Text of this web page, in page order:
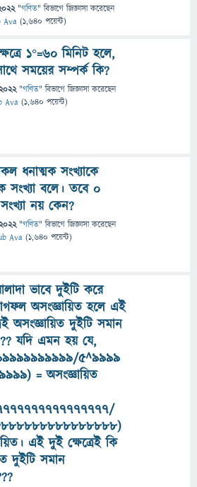
"গণিত" বিভাগে জিজ্ঞাসাকরেছেন
Ava (1,640 পয়েন্ট)
১°=৬০ মিনিট হলে,
সময়ের সম্পর্ক কি?
"গণিত" বিভাগে জিজ্ঞাসাকরেছেন
Ava (1,640 পয়েন্ট)
ধনাত্মক সংখ্যাকে
সংখ্যা বলে। তবে ০
নয় কেন?
"গণিত" বিভাগে জিজ্ঞাসাকরেছেন
Ava (1,640 পয়েন্ট)
ভাবে দুইটি করে
অসংজ্ঞায়িত হলে এই
অসংজ্ঞায়িত দুইটি সমান
যদি এমন হয় যে,
৫^৯৯৯৯
= অসংজ্ঞায়িত
এই দুই ক্ষেত্রেই কি
দুইটি সমান